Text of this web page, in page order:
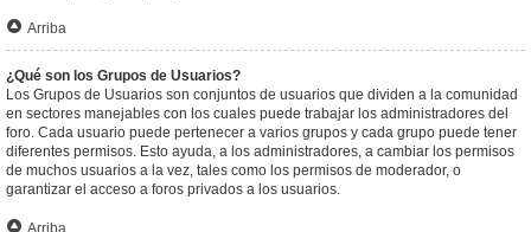
Arriba
¿Qué son los Grupos de Usuarios?
Los Grupos de Usuarios son conjuntos de usuarios que dividen a la comunidad
en sectores manejables con los cuales puede trabajar los administradores del
foro. Cada usuario puede pertenecer a varios grupos y cada grupo puede tener
diferentes permisos. Esto ayuda, a los administradores, a cambiar los permisos
de muchos usuarios a la vez, tales como los permisos de moderador, o
garantizar el acceso a foros privados a los usuarios.
Arriba